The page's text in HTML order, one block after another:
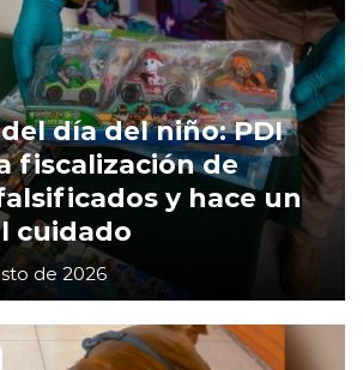
día del niño: PDI
fiscalización de
y hace un
cuidado
de 2026